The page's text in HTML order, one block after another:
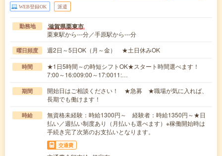
WEB登録OK 派遣
勤務地 滋賀県栗東市
栗東駅から---分／手原駅から---分
曜日頻度 週2日～5日OK（月～金） ★土日休みOK
時間
★1日5時間～の時短シフトOK★スタート時間選べます！
7:00～16:009:00～17:0011:…
期間
開始日はご相談ください！ ★急募 ★職場が気に入れば、
長期でも働けます！
時給
無資格未経験：時給1300円～ 経験者：時給1350円～★日
払い／週払い制度あり（月払いも選べます）※稼働開始時は
手続き完了次第のお支払いとなります。
交通費